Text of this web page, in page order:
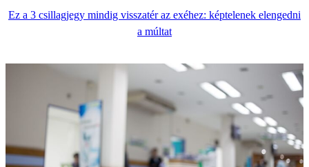
Ez a 3 csillagjegy mindig visszatér az exéhez: képtelenek elengedni
a múltat